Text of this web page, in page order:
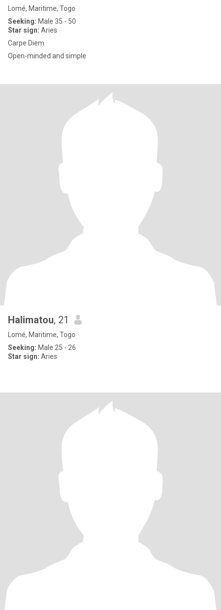
Lomé, Maritime, Togo
Seeking: Male 35 - 50
Star sign: Aries
Carpe Diem
Open-minded and simple
Halimatou, 21
Lomé, Maritime, Togo
Seeking: Male 25 - 26
Star sign: Aries